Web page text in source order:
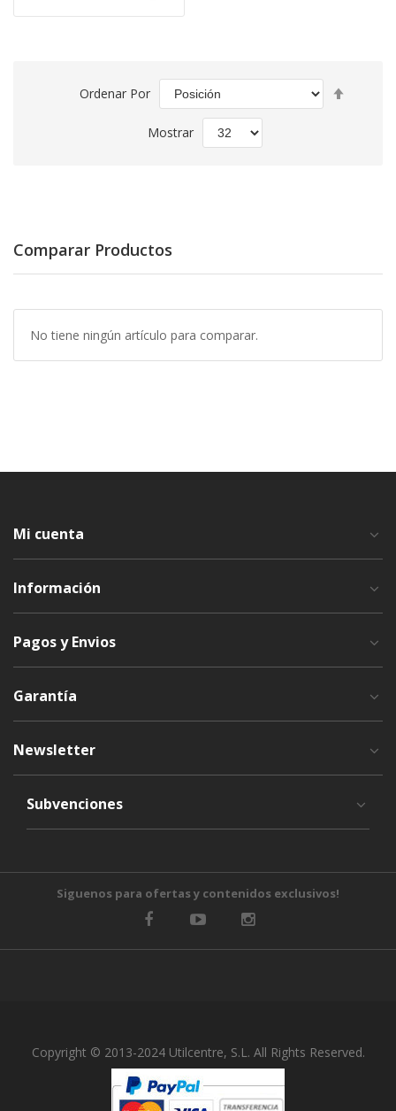
Ordenar Por
Mostrar
Comparar Productos
No tiene ningún artículo para comparar.
Mi cuenta
Información
Pagos y Envios
Garantía
Newsletter
Subvenciones
Siguenos para ofertas y contenidos exclusivos!
Copyright © 2013-2024 Utilcentre, S.L. All Rights Reserved.